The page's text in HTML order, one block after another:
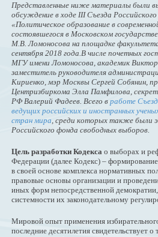
Представленные ниже материалы были
обсуждение в ходе III Съезда
«Политическое образование в
состоявшегося в Московском
М.В. Ломоносова на площадке
сентября 2018 года.В числе почетных
МГУ имени Ломоносова, академик
заместитель руководителя
Кириенко, мэр Москвы Сергей Собянин,
Центризбиркома Элла Памфилова,
РФ Валерий Фадеев. Всего в работе
ведущих российских и иностранных
стран мира, среди которых также были
Российского фонда свободных выборов.
Цель разработки Кодекса о выборах и
Федерации (далее Кодекс) –
в своей основе комплекса нормативных
правовые основы организации и
иных форм непосредственной
системности их законодательному
Мировой опыт применения
последние десятилетия свидетельствует